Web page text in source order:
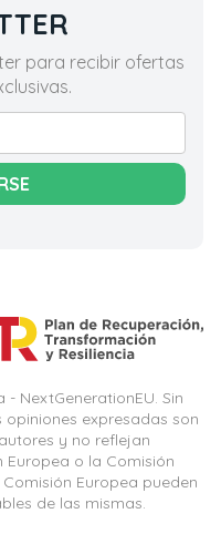
para recibir ofertas
NextGenerationEU. Sin
expresadas son
y no reflejan
Europea o la Comisión
Europea pueden
de las mismas.